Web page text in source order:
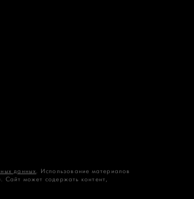
данных. Использование материалов
Сайт может содержать контент,